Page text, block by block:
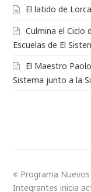
El latido de
Culmina el Ciclo
Escuelas de El
El Maestro
Sistema junto a la
Programa Nuevos
Integrantes inicia